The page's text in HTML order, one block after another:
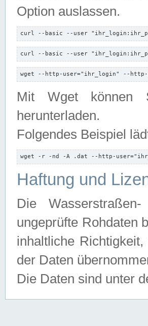
Option auslassen.
curl --basic --user
curl --basic --user
wget --http-user="ihr_login" --http-
Mit Wget können
herunterladen.
Folgendes Beispiel
wget -r -nd -A .dat --http-
Haftung und
Die
ungeprüfte Rohdaten
inhaltliche
der Daten
Die Daten sind unter